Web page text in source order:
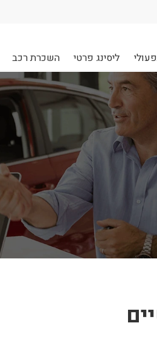
ליסינג פרטי השכרת רכב